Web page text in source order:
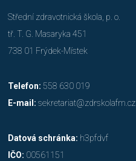
Střední zdravotnická škola, p. o.
tř. T. G. Masaryka 451
738 01 Frýdek-Místek
Telefon: 558 630 019
E-mail: sekretariat@zdrskolafm.cz
Datová schránka: h3pfdvf
IČO: 00561151